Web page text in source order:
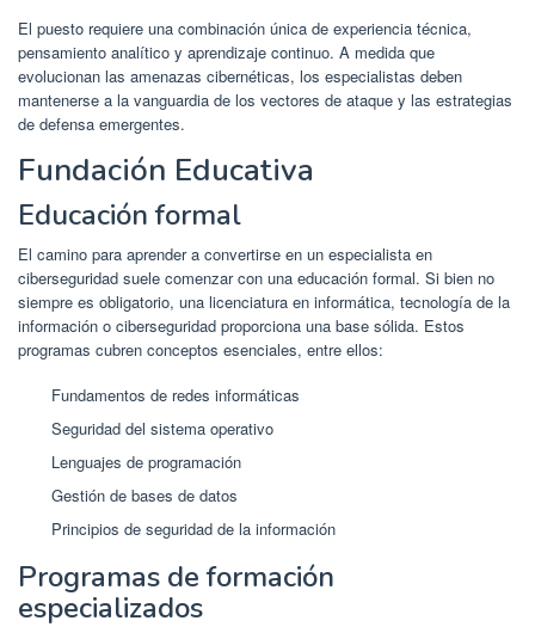
El puesto requiere una combinación única de experiencia técnica,
pensamiento analítico y aprendizaje continuo. A medida que
evolucionan las amenazas cibernéticas, los especialistas deben
mantenerse a la vanguardia de los vectores de ataque y las estrategias
de defensa emergentes.
Fundación Educativa
Educación formal
El camino para aprender a convertirse en un especialista en
ciberseguridad suele comenzar con una educación formal. Si bien no
siempre es obligatorio, una licenciatura en informática, tecnología de la
información o ciberseguridad proporciona una base sólida. Estos
programas cubren conceptos esenciales, entre ellos:
Fundamentos de redes informáticas
Seguridad del sistema operativo
Lenguajes de programación
Gestión de bases de datos
Principios de seguridad de la información
Programas de formación
especializados